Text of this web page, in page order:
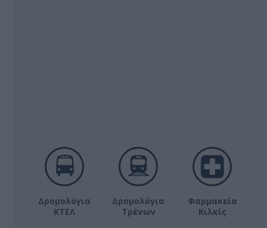
Δρομολόγια
ΚΤΕΛ
Δρομολόγια
Τρένων
Φαρμακεία
Κιλκίς